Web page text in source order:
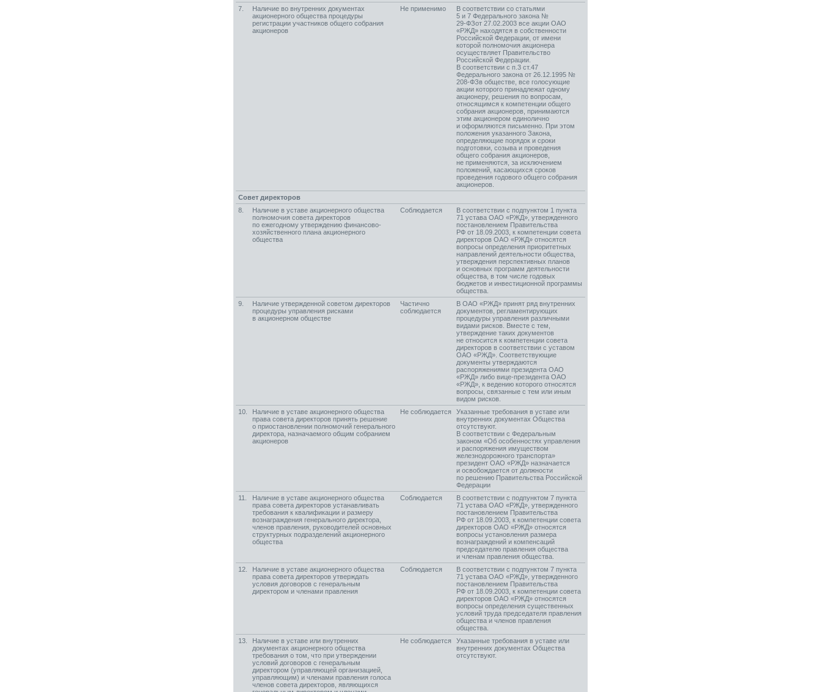
7.
Наличие во внутренних документах
акционерного общества процедуры
регистрации участников общего собрания
акционеров
Не применимо
В соответствии со статьями
5 и 7 Федерального закона №
29-ФЗот 27.02.2003 все акции ОАО
«РЖД» находятся в собственности
Российской Федерации, от имени
которой полномочия акционера
осуществляет Правительство
Российской Федерации.
В соответствии с п.3 ст.47
Федерального закона от 26.12.1995 №
208-ФЗв обществе, все голосующие
акции которого принадлежат одному
акционеру, решения по вопросам,
относящимся к компетенции общего
собрания акционеров, принимаются
этим акционером единолично
и оформляются письменно. При этом
положения указанного Закона,
определяющие порядок и сроки
подготовки, созыва и проведения
общего собрания акционеров,
не применяются, за исключением
положений, касающихся сроков
проведения годового общего собрания
акционеров.
Совет директоров
8.
Наличие в уставе акционерного общества
полномочия совета директоров
по ежегодному утверждению финансово-
хозяйственного плана акционерного
общества
Соблюдается
В соответствии с подпунктом 1 пункта
71 устава ОАО «РЖД», утвержденного
постановлением Правительства
РФ от 18.09.2003, к компетенции совета
директоров ОАО «РЖД» относятся
вопросы определения приоритетных
направлений деятельности общества,
утверждения перспективных планов
и основных программ деятельности
общества, в том числе годовых
бюджетов и инвестиционной программы
общества.
9.
Наличие утвержденной советом директоров
процедуры управления рисками
в акционерном обществе
Частично
соблюдается
В ОАО «РЖД» принят ряд внутренних
документов, регламентирующих
процедуры управления различными
видами рисков. Вместе с тем,
утверждение таких документов
не относится к компетенции совета
директоров в соответствии с уставом
ОАО «РЖД». Соответствующие
документы утверждаются
распоряжениями президента ОАО
«РЖД» либо вице-президента ОАО
«РЖД», к ведению которого относятся
вопросы, связанные с тем или иным
видом рисков.
10.
Наличие в уставе акционерного общества
права совета директоров принять решение
о приостановлении полномочий генерального
директора, назначаемого общим собранием
акционеров
Не соблюдается
Указанные требования в уставе или
внутренних документах Общества
отсутствуют.
В соответствии с Федеральным
законом «Об особенностях управления
и распоряжения имуществом
железнодорожного транспорта»
президент ОАО «РЖД» назначается
и освобождается от должности
по решению Правительства Российской
Федерации
11.
Наличие в уставе акционерного общества
права совета директоров устанавливать
требования к квалификации и размеру
вознаграждения генерального директора,
членов правления, руководителей основных
структурных подразделений акционерного
общества
Соблюдается
В соответствии с подпунктом 7 пункта
71 устава ОАО «РЖД», утвержденного
постановлением Правительства
РФ от 18.09.2003, к компетенции совета
директоров ОАО «РЖД» относятся
вопросы установления размера
вознаграждений и компенсаций
председателю правления общества
и членам правления общества.
12.
Наличие в уставе акционерного общества
права совета директоров утверждать
условия договоров с генеральным
директором и членами правления
Соблюдается
В соответствии с подпунктом 7 пункта
71 устава ОАО «РЖД», утвержденного
постановлением Правительства
РФ от 18.09.2003, к компетенции совета
директоров ОАО «РЖД» относятся
вопросы определения существенных
условий труда председателя правления
общества и членов правления
общества.
13.
Наличие в уставе или внутренних
документах акционерного общества
требования о том, что при утверждении
условий договоров с генеральным
директором (управляющей организацией,
управляющим) и членами правления голоса
членов совета директоров, являющихся
Не соблюдается
Указанные требования в уставе или
внутренних документах Общества
отсутствуют.